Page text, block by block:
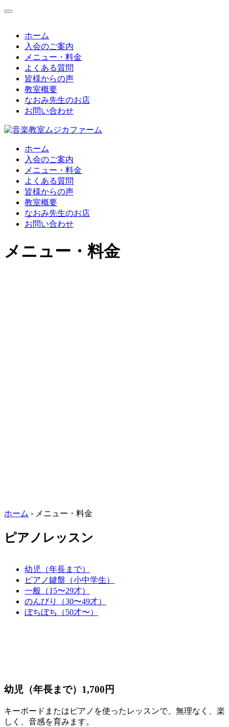
コ
ホーム
入会のご案内
メニュー・料金
よくある質問
皆様からの声
教室概要
なおみ先生のお店
お問い合わせ
ホーム
入会のご案内
メニュー・料金
よくある質問
皆様からの声
教室概要
なおみ先生のお店
お問い合わせ
メニュー・料金
ホーム › メニュー・料金
ピアノレッスン
幼児（年長まで）
ピアノ鍵盤（小中学生）
一般（15〜29才）
のんびり（30〜49才）
ぼちぼち（50才〜）
幼児（年長まで）1,700円
キーボードまたはピアノを使ったレッスンで、無理なく、楽
しく、音感を育みます。